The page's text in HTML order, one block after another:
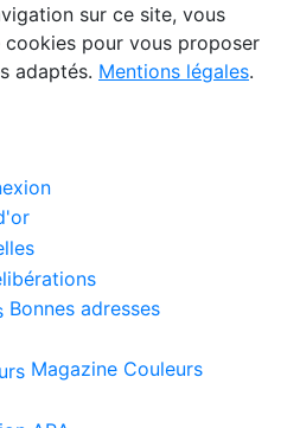
sur ce site, vous
pour vous proposer
adaptés. Mentions légales.
Bonnes adresses
Magazine Couleurs